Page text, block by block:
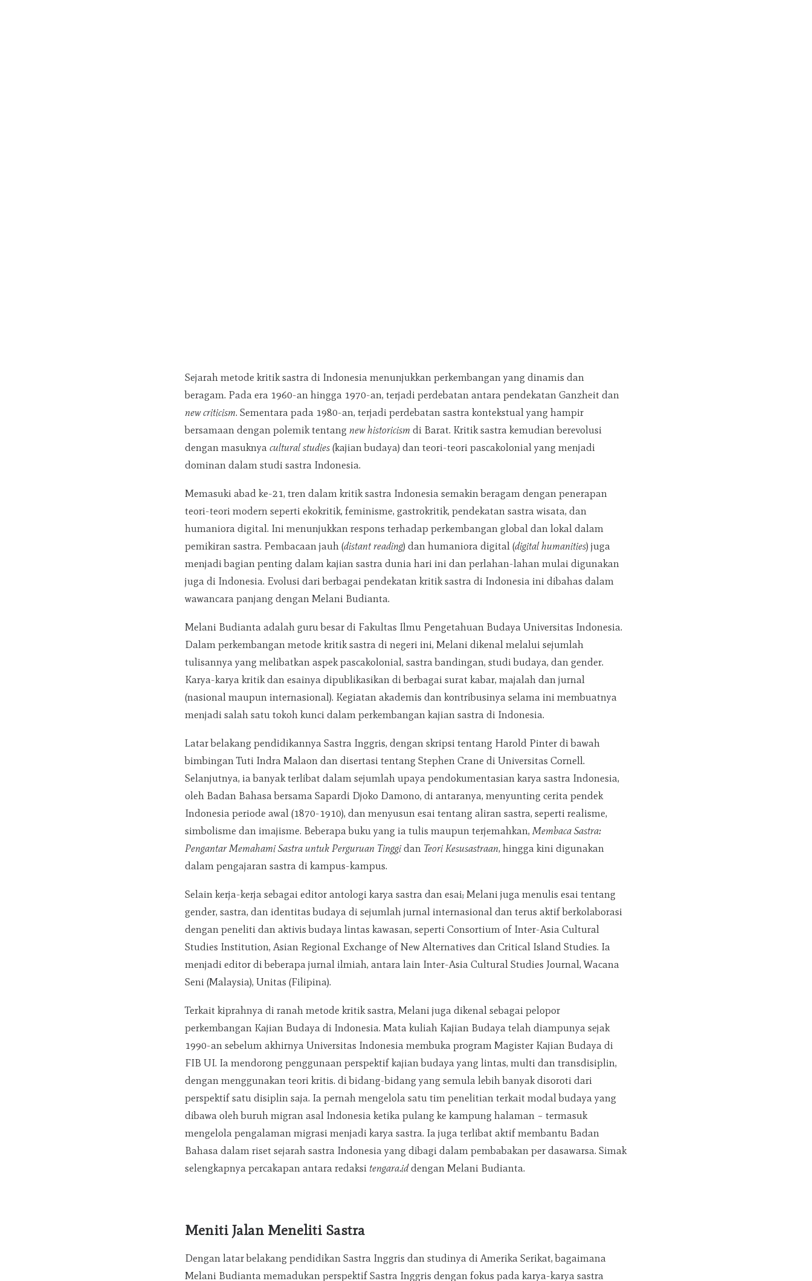
Sejarah metode kritik sastra di Indonesia menunjukkan perkembangan yang dinamis dan
beragam. Pada era 1960-an hingga 1970-an, terjadi perdebatan antara pendekatan Ganzheit dan
new criticism. Sementara pada 1980-an, terjadi perdebatan sastra kontekstual yang hampir
bersamaan dengan polemik tentang new historicism di Barat. Kritik sastra kemudian berevolusi
dengan masuknya cultural studies (kajian budaya) dan teori-teori pascakolonial yang menjadi
dominan dalam studi sastra Indonesia.
Memasuki abad ke-21, tren dalam kritik sastra Indonesia semakin beragam dengan penerapan
teori-teori modern seperti ekokritik, feminisme, gastrokritik, pendekatan sastra wisata, dan
humaniora digital. Ini menunjukkan respons terhadap perkembangan global dan lokal dalam
pemikiran sastra. Pembacaan jauh (distant reading) dan humaniora digital (digital humanities) juga
menjadi bagian penting dalam kajian sastra dunia hari ini dan perlahan-lahan mulai digunakan
juga di Indonesia. Evolusi dari berbagai pendekatan kritik sastra di Indonesia ini dibahas dalam
wawancara panjang dengan Melani Budianta.
Melani Budianta adalah guru besar di Fakultas Ilmu Pengetahuan Budaya Universitas Indonesia.
Dalam perkembangan metode kritik sastra di negeri ini, Melani dikenal melalui sejumlah
tulisannya yang melibatkan aspek pascakolonial, sastra bandingan, studi budaya, dan gender.
Karya-karya kritik dan esainya dipublikasikan di berbagai surat kabar, majalah dan jurnal
(nasional maupun internasional). Kegiatan akademis dan kontribusinya selama ini membuatnya
menjadi salah satu tokoh kunci dalam perkembangan kajian sastra di Indonesia.
Latar belakang pendidikannya Sastra Inggris, dengan skripsi tentang Harold Pinter di bawah
bimbingan Tuti Indra Malaon dan disertasi tentang Stephen Crane di Universitas Cornell.
Selanjutnya, ia banyak terlibat dalam sejumlah upaya pendokumentasian karya sastra Indonesia,
oleh Badan Bahasa bersama Sapardi Djoko Damono, di antaranya, menyunting cerita pendek
Indonesia periode awal (1870-1910), dan menyusun esai tentang aliran sastra, seperti realisme,
simbolisme dan imajisme. Beberapa buku yang ia tulis maupun terjemahkan, Membaca Sastra:
Pengantar Memahami Sastra untuk Perguruan Tinggidan Teori Kesusastraan, hingga kini digunakan
dalam pengajaran sastra di kampus-kampus.
Selain kerja-kerja sebagai editor antologi karya sastra dan esai, Melani juga menulis esai tentang
gender, sastra, dan identitas budaya di sejumlah jurnal internasional dan terus aktif berkolaborasi
dengan peneliti dan aktivis budaya lintas kawasan, seperti Consortium of Inter-Asia Cultural
Studies Institution, Asian Regional Exchange of New Alternatives dan Critical Island Studies. Ia
menjadi editor di beberapa jurnal ilmiah, antara lain Inter-Asia Cultural Studies Journal, Wacana
Seni (Malaysia), Unitas (Filipina).
Terkait kiprahnya di ranah metode kritik sastra, Melani juga dikenal sebagai pelopor
perkembangan Kajian Budaya di Indonesia. Mata kuliah Kajian Budaya telah diampunya sejak
1990-an sebelum akhirnya Universitas Indonesia membuka program Magister Kajian Budaya di
FIB UI. Ia mendorong penggunaan perspektif kajian budaya yang lintas, multi dan transdisiplin,
dengan menggunakan teori kritis. di bidang-bidang yang semula lebih banyak disoroti dari
perspektif satu disiplin saja. Ia pernah mengelola satu tim penelitian terkait modal budaya yang
dibawa oleh buruh migran asal Indonesia ketika pulang ke kampung halaman – termasuk
mengelola pengalaman migrasi menjadi karya sastra. Ia juga terlibat aktif membantu Badan
Bahasa dalam riset sejarah sastra Indonesia yang dibagi dalam pembabakan per dasawarsa. Simak
selengkapnya percakapan antara redaksi tengara.iddengan Melani Budianta.
Meniti Jalan Meneliti Sastra
Dengan latar belakang pendidikan Sastra Inggris dan studinya di Amerika Serikat, bagaimana
Melani Budianta memadukan perspektif Sastra Inggris dengan fokus pada karya-karya sastra